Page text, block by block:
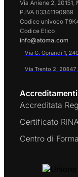
Via Aniene 2, 20151,
P.IVA 03341190969
Codice univoco
Codice Etico
info@atoma.com
Via G. Oprandi 1,
Via Trento 2, 20847
Accreditata
Certificato
Centro di